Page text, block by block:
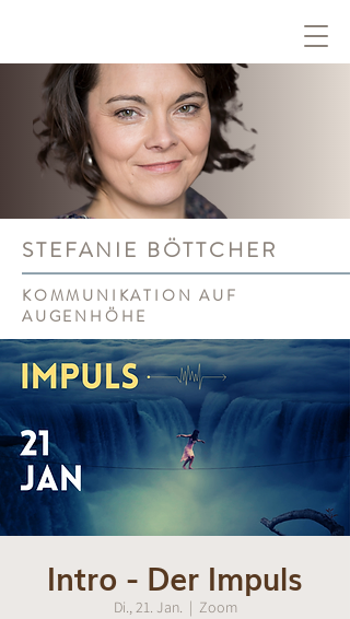
STEFANIE BÖTTCHER
KOMMUNIKATION AUF
AUGENHÖHE
Intro - Der Impuls
Di., 21. Jan.
  |
Zoom